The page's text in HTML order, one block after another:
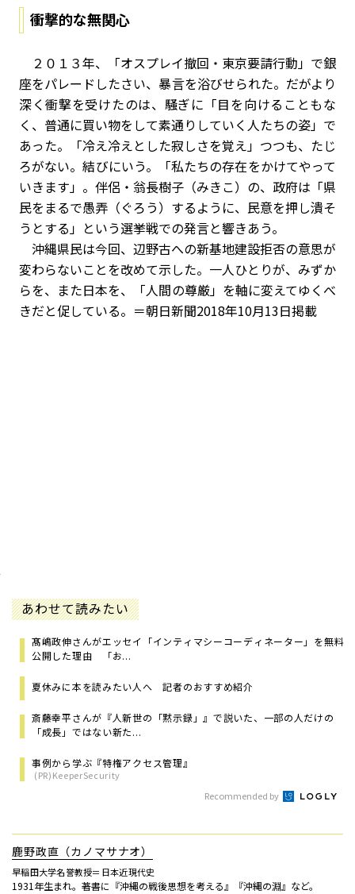
衝撃的な無関心
２０１３年、「オスプレイ撤回・東京要請行動」で銀
座をパレードしたさい、暴言を浴びせられた。だがより
深く衝撃を受けたのは、騒ぎに「目を向けることもな
く、普通に買い物をして素通りしていく人たちの姿」で
あった。「冷え冷えとした寂しさを覚え」つつも、たじ
ろがない。結びにいう。「私たちの存在をかけてやって
いきます」。伴侶・翁長樹子（みきこ）の、政府は「県
民をまるで愚弄（ぐろう）するように、民意を押し潰そ
うとする」という選挙戦での発言と響きあう。
沖縄県民は今回、辺野古への新基地建設拒否の意思が
変わらないことを改めて示した。一人ひとりが、みずか
らを、また日本を、「人間の尊厳」を軸に変えてゆくべ
きだと促している。＝朝日新聞2018年10月13日掲載
あわせて読みたい
髙嶋政伸さんがエッセイ「インティマシーコーディネーター」を無料
公開した理由 「お...
夏休みに本を読みたい人へ 記者のおすすめ紹介
斎藤幸平さんが『人新世の「黙示録」』で説いた、一部の人だけの
「成長」ではない新た...
事例から学ぶ『特権アクセス管理』
(PR)KeeperSecurity
Recommended by
鹿野政直（カノマサナオ）
早稲田大学名誉教授＝日本近現代史
1931年生まれ。著書に『沖縄の戦後思想を考える』『沖縄の淵』など。